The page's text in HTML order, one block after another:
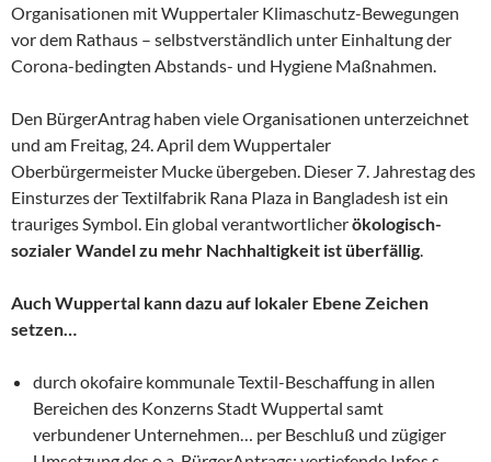
Organisationen mit Wuppertaler Klimaschutz-Bewegungen
vor dem Rathaus – selbstverständlich unter Einhaltung der
Corona-bedingten Abstands- und Hygiene Maßnahmen.
Den BürgerAntrag haben viele Organisationen unterzeichnet
und am Freitag, 24. April dem Wuppertaler
Oberbürgermeister Mucke übergeben. Dieser 7. Jahrestag des
Einsturzes der Textilfabrik Rana Plaza in Bangladesh ist ein
trauriges Symbol. Ein global verantwortlicherökologisch-
sozialer Wandel zu mehr Nachhaltigkeit ist überfällig.
Auch Wuppertal kann dazu auf lokaler Ebene Zeichen
setzen…
durch okofaire kommunale Textil-Beschaffung in allen
Bereichen des Konzerns Stadt Wuppertal samt
verbundener Unternehmen… per Beschluß und zügiger